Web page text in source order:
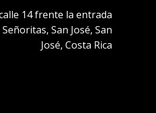
14 frente la entrada
San José, San
José, Costa Rica